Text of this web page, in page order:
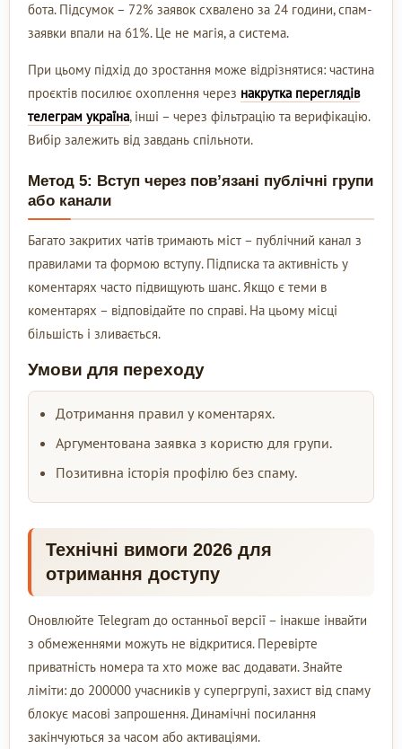
бота. Підсумок – 72% заявок схвалено за 24 години, спам-
заявки впали на 61%. Це не магія, а система.
При цьому підхід до зростання може відрізнятися: частина
проєктів посилює охоплення через накрутка переглядів
телеграм україна, інші – через фільтрацію та верифікацію.
Вибір залежить від завдань спільноти.
Метод 5: Вступ через пов’язані публічні групи
або канали
Багато закритих чатів тримають міст – публічний канал з
правилами та формою вступу. Підписка та активність у
коментарях часто підвищують шанс. Якщо є теми в
коментарях – відповідайте по справі. На цьому місці
більшість і зливається.
Умови для переходу
Дотримання правил у коментарях.
Аргументована заявка з користю для групи.
Позитивна історія профілю без спаму.
Технічні вимоги 2026 для
отримання доступу
Оновлюйте Telegram до останньої версії – інакше інвайти
з обмеженнями можуть не відкритися. Перевірте
приватність номера та хто може вас додавати. Знайте
ліміти: до 200000 учасників у супергрупі, захист від спаму
блокує масові запрошення. Динамічні посилання
закінчуються за часом або активаціями.